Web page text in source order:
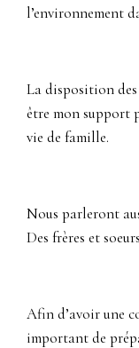
l’environnement
La disposition
être mon support
vie de famille.
Nous parleront
Des frères et
Afin d’avoir une
important de